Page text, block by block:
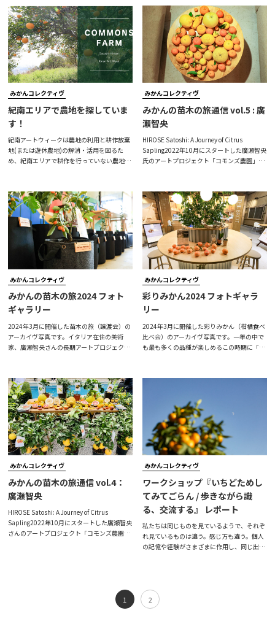
は、文化的景観や景観まちづくりの専門家で
ある植田曉さん（北海学園大学 客員研究員）
と、イタリアを拠点に活躍するアーティス
ト・廣瀬智央さん。お二人には、「テリトー
リオ（territorio）＝土地との関わりから生ま
れる文化や意味」という概念を軸に、さまざ
まな地域での実践や考えについ
さり、３月９日（日）に記念にカラタチの種
植えを行いました。午後からは地元の農家さ
んも駆けつけてくださり、一緒に園地の整備
を進めました！集まった皆さん
みかんコレクティヴ
紀南エリアで農地を探していま
す！
紀南アートウィークは農地の利用と耕作放棄
地(または遊休農地)の解消・活用を図るた
め、紀南エリアで耕作を行っていない農地の
農拠点として柑橘類を主とした農作物の耕作
を行います。収穫されたみかんや、その栽培
プロセスをアートの視点から捉えなおし、
様々な体験や交流を通して創造的な価値に触
れることのできる「公園のような農園」を目
指して、農家さんだけではなく一般の方にも
親しんでもらえる場所になればと考えており
みかんコレクティヴ
みかんの苗木の旅通信 vol.5 : 廣
瀬智央
HIROSE Satoshi: A Journey of Citrus
Sapling2022年10月にスタートした廣瀬智央
氏のアートプロジェクト「コモンズ農園」の
た約30組の苗木の里親ボランティアの皆さま
に向けて、廣瀬さんが不定期でお送りしてい
るニュースレターです。HPでもシェアさせて
いただきますので、ぜひご一読ください！
(Main Photo: Manabu Shimoda) みかんの苗
木の旅通
みかんコレクティヴ
みかんの苗木の旅2024 フォト
ギャラリー
2024年3月に開催した苗木の旅（譲渡会）の
アーカイヴ写真です。イタリア在住の美術
家、廣瀬智央さんの長期アートプロジェクト
んの苗木の旅」と名付けられた苗木の譲渡会
は、「コモンズ農園」の候補地（耕作放棄地
or 遊休農地）が見つかるまでの間、里親のみ
なさんにみかんの苗木を預けて育てていただ
きます。園地が見つかりましたら、その苗木
を植樹します。自由に皆さんが出入りできる
「公園のような農園」を実現できれ
みかんコレクティヴ
彩りみかん2024 フォトギャラ
リー
2024年3月に開催した彩りみかん（柑橘食べ
比べ会）のアーカイヴ写真です。一年の中で
も最も多くの品種が楽しめるこの時期に「柑
場所：ipe wakayama（〒646-0051 和歌山
拓生さん、廣瀬智央さん彩りみかん
https://kinan-art.jp/info/15715/当日の様
みかんコレクティヴ
みかんの苗木の旅通信 vol.4：
廣瀬智央
HIROSE Satoshi: A Journey of Citrus
Sapling2022年10月にスタートした廣瀬智央
さんのアートプロジェクト「コモンズ農園」
き、園地が見つかりましたら、その苗木を植
樹する予定です。こちらのニュースレター
みかんコレクティヴ
ワークショップ『いちどためし
てみてごらん / 歩きながら識
る、交流する』 レポート
私たちは同じものを見ているようで、それぞ
れ見ているものは違う。感じ方も違う。個人
の記憶や経験がさまざまに作用し、同じ出来
て、だからこそ世界は人の数だけ豊かである
とも言える。のっけからまどろっこしいこと
を書いて恐縮だが、これは紀南アートウィー
1 2